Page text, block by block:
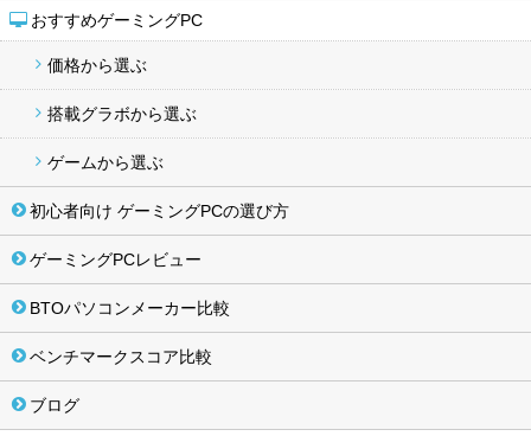
おすすめゲーミングPC
価格から選ぶ
搭載グラボから選ぶ
ゲームから選ぶ
初心者向け ゲーミングPCの選び方
ゲーミングPCレビュー
BTOパソコンメーカー比較
ベンチマークスコア比較
ブログ